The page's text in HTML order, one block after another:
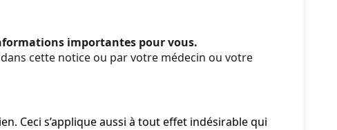
importantes pour vous.
cette notice ou par votre médecin ou votre
Ceci s’applique aussi à tout effet indésirable qui